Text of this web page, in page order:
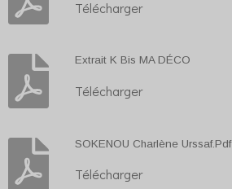
Télécharger
Extrait K Bis MA DÉCO
Télécharger
SOKENOU Charlène Urssaf.Pdf
Télécharger